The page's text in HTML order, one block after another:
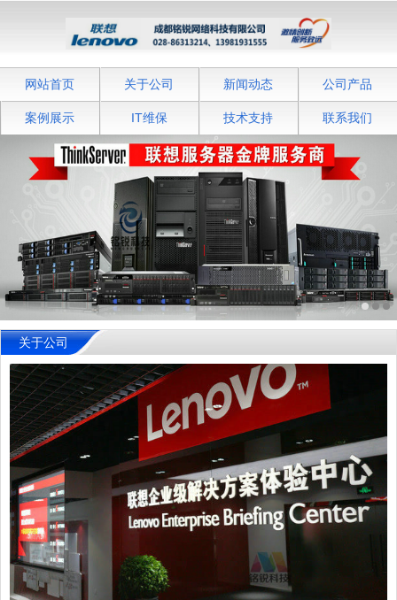
网站首页 关于公司 新闻动态 公司产品
案例展示 IT维保 技术支持 联系我们
关于公司